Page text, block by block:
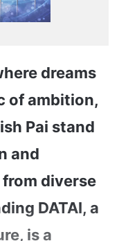
dreams
of ambition,
Pai stand
and
diverse
DATAI, a
is a